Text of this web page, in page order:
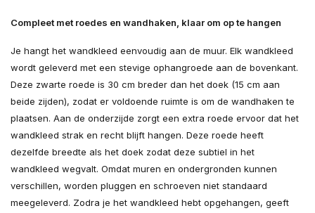
Compleet met roedes en wandhaken, klaar om op te hangen
Je hangt het wandkleed eenvoudig aan de muur. Elk wandkleed
wordt geleverd met een stevige ophangroede aan de bovenkant.
Deze zwarte roede is 30 cm breder dan het doek (15 cm aan
beide zijden), zodat er voldoende ruimte is om de wandhaken te
plaatsen. Aan de onderzijde zorgt een extra roede ervoor dat het
wandkleed strak en recht blijft hangen. Deze roede heeft
dezelfde breedte als het doek zodat deze subtiel in het
wandkleed wegvalt. Omdat muren en ondergronden kunnen
verschillen, worden pluggen en schroeven niet standaard
meegeleverd. Zodra je het wandkleed hebt opgehangen, geeft